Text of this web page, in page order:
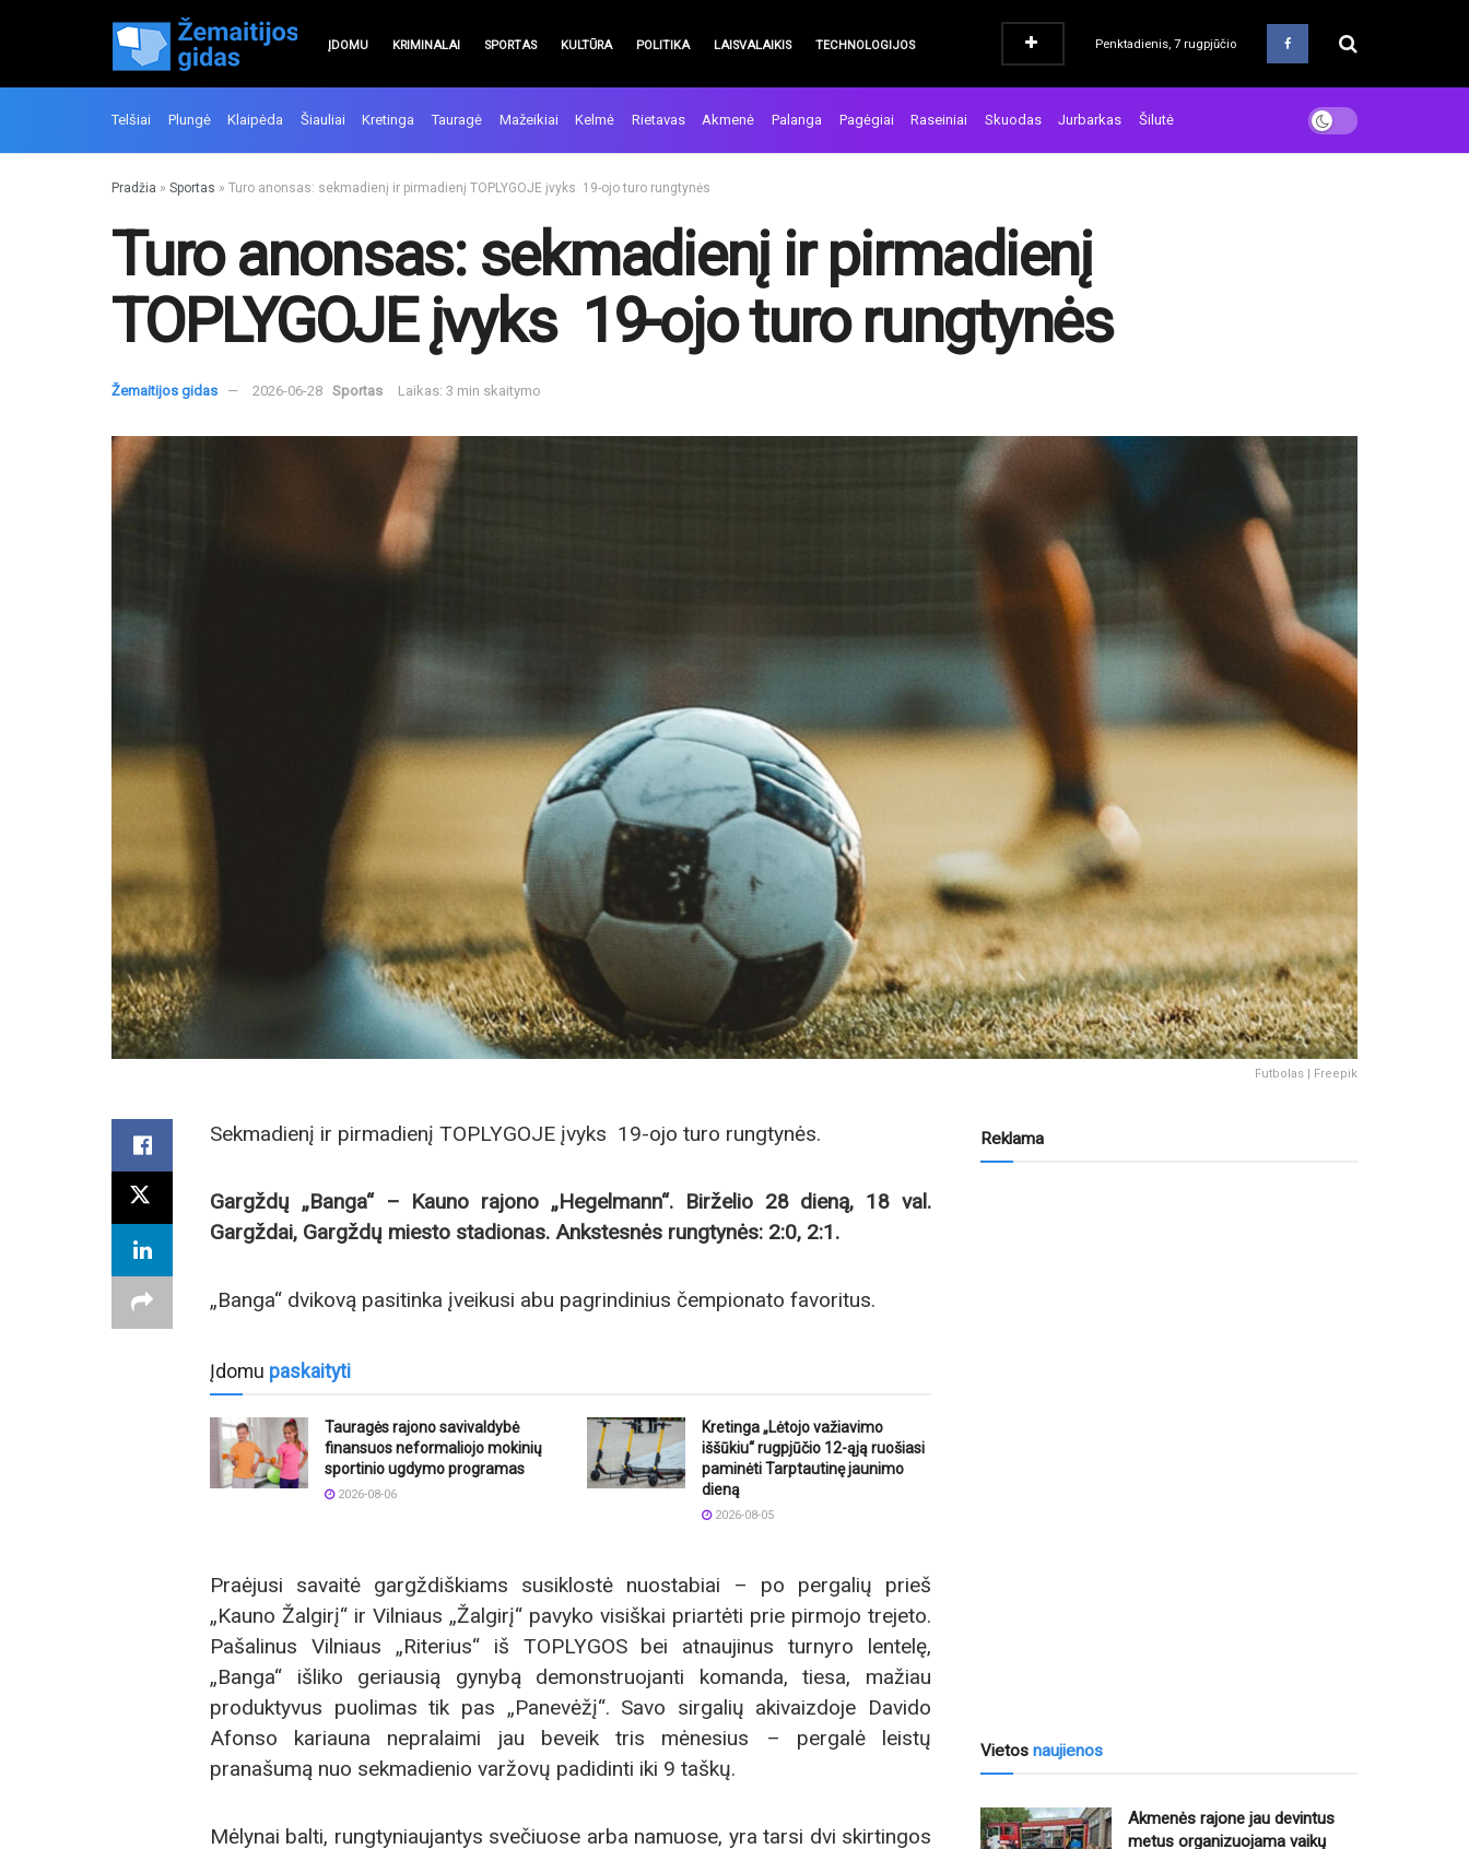
ĮDOMU KRIMINALAI SPORTAS KULTŪRA POLITIKA LAISVALAIKIS TECHNOLOGIJOS Penktadienis, 7 rugpjūčio
Telšiai Plungė Klaipėda Šiauliai Kretinga Tauragė Mažeikiai Kelmė Rietavas Akmenė Palanga Pagėgiai Raseiniai Skuodas Jurbarkas Šilutė
Pradžia » Sportas » Turo anonsas: sekmadienį ir pirmadienį TOPLYGOJE įvyks 19-ojo turo rungtynės
Turo anonsas: sekmadienį ir pirmadienį
TOPLYGOJE įvyks 19-ojo turo rungtynės
Žemaitijos gidas 2026-06-28 Sportas Laikas: 3 min skaitymo
Futbolas | Freepik
Sekmadienį ir pirmadienį TOPLYGOJE įvyks 19-ojo turo rungtynės.
Gargždų „Banga“ – Kauno rajono „Hegelmann“. Birželio 28 dieną, 18 val.
Gargždai, Gargždų miesto stadionas. Ankstesnės rungtynės: 2:0, 2:1.
„Banga“ dvikovą pasitinka įveikusi abu pagrindinius čempionato favoritus.
Įdomu paskaityti
Tauragės rajono savivaldybė
finansuos neformaliojo mokinių
sportinio ugdymo programas
2026-08-06
Kretinga „Lėtojo važiavimo
iššūkiu“ rugpjūčio 12-ąją ruošiasi
paminėti Tarptautinę jaunimo
dieną
2026-08-05
Praėjusi savaitė gargždiškiams susiklostė nuostabiai – po pergalių prieš
„Kauno Žalgirį“ ir Vilniaus „Žalgirį“ pavyko visiškai priartėti prie pirmojo trejeto.
Pašalinus Vilniaus „Riterius“ iš TOPLYGOS bei atnaujinus turnyro lentelę,
„Banga“ išliko geriausią gynybą demonstruojanti komanda, tiesa, mažiau
produktyvus puolimas tik pas „Panevėžį“. Savo sirgalių akivaizdoje Davido
Afonso kariauna nepralaimi jau beveik tris mėnesius – pergalė leistų
pranašumą nuo sekmadienio varžovų padidinti iki 9 taškų.
Mėlynai balti, rungtyniaujantys svečiuose arba namuose, yra tarsi dvi skirtingos
Reklama
Vietos naujienos
Akmenės rajone jau devintus
metus organizuojama vaikų